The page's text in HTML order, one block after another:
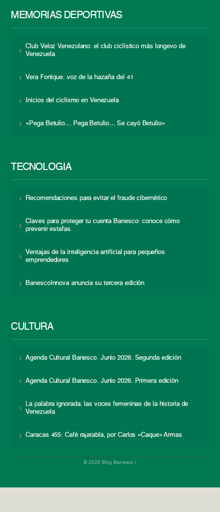
MEMORIAS DEPORTIVAS
Club Veloz Venezolano: el club ciclístico más longevo de
Venezuela
Vera Fortique: voz de la hazaña del 41
Inicios del ciclismo en Venezuela
«Pega Betulio… Pega Betulio… Se cayó Betulio»
TECNOLOGÍA
Recomendaciones para evitar el fraude cibernético
Claves para proteger tu cuenta Banesco: conoce cómo
prevenir estafas
Ventajas de la inteligencia artificial para pequeños
emprendedores
BanescoInnova anuncia su tercera edición
CULTURA
Agenda Cultural Banesco. Junio 2026. Segunda edición
Agenda Cultural Banesco. Junio 2026. Primera edición
La palabra ignorada: las voces femeninas de la historia de
Venezuela
Caracas 455: Café rajatabla, por Carlos «Caque» Armas
© 2026 Blog Banesco |